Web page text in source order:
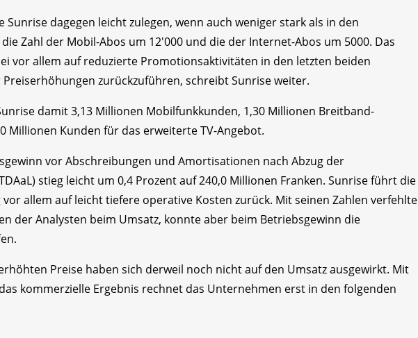
Sunrise dagegen leicht zulegen, wenn auch weniger stark als in den
Zahl der Mobil-Abos um 12'000 und die der Internet-Abos um 5000. Das
vor allem auf reduzierte Promotionsaktivitäten in den letzten beiden
zurückzuführen, schreibt Sunrise weiter.
damit 3,13 Millionen Mobilfunkkunden, 1,30 Millionen Breitband-
Millionen Kunden für das erweiterte TV-Angebot.
vor Abschreibungen und Amortisationen nach Abzug der
stieg leicht um 0,4 Prozent auf 240,0 Millionen Franken. Sunrise führt die
allem auf leicht tiefere operative Kosten zurück. Mit seinen Zahlen verfehlte
der Analysten beim Umsatz, konnte aber beim Betriebsgewinn die
Preise haben sich derweil noch nicht auf den Umsatz ausgewirkt. Mit
kommerzielle Ergebnis rechnet das Unternehmen erst in den folgenden